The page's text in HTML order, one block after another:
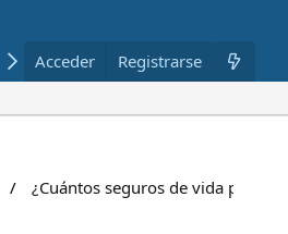
Nuevo Miembros
Acceder Registrarse
¿Cuántos seguros de vida puede